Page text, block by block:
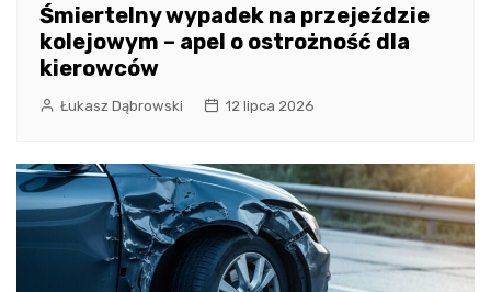
Śmiertelny wypadek na przejeździe
kolejowym – apel o ostrożność dla
kierowców
Łukasz Dąbrowski 12 lipca 2026